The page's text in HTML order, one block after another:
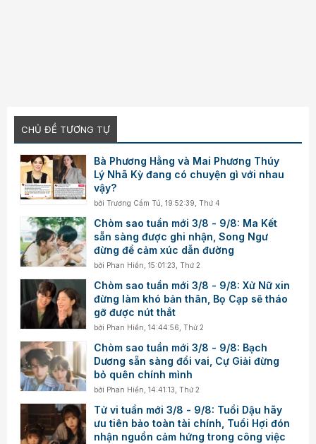
CHỦ ĐỀ TƯƠNG TỰ
Bà Phương Hằng và Mai Phương Thúy
Lý Nhã Kỳ đang có chuyện gì với nhau
vậy?
bởiTrương Cẩm Tú ,19:52:39, Thứ 4
Chòm sao tuần mới 3/8 - 9/8: Ma Kết
sẵn sàng được ghi nhận, Song Ngư
đừng để cảm xúc dẫn đường
bởi Phan Hiền ,15:01:23, Thứ 2
Chòm sao tuần mới 3/8 - 9/8: Xử Nữ xin
đừng làm khó bản thân, Bọ Cạp sẽ tháo
gỡ được nút thắt
bởi Phan Hiền ,14:44:56, Thứ 2
Chòm sao tuần mới 3/8 - 9/8: Bạch
Dương sẵn sàng đổi vai, Cự Giải đừng
bỏ quên chính mình
bởi Phan Hiền ,14:41:13, Thứ 2
Tử vi tuần mới 3/8 - 9/8: Tuổi Dậu hãy
ưu tiên bảo toàn tài chính, Tuổi Hợi đón
nhận nguồn cảm hứng trong công việc